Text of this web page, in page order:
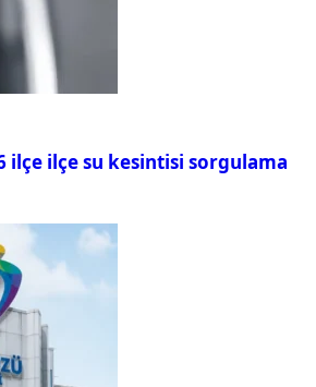
ilçe ilçe su kesintisi sorgulama